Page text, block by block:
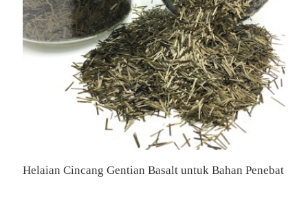
Helaian Cincang Gentian Basalt untuk Bahan Penebat